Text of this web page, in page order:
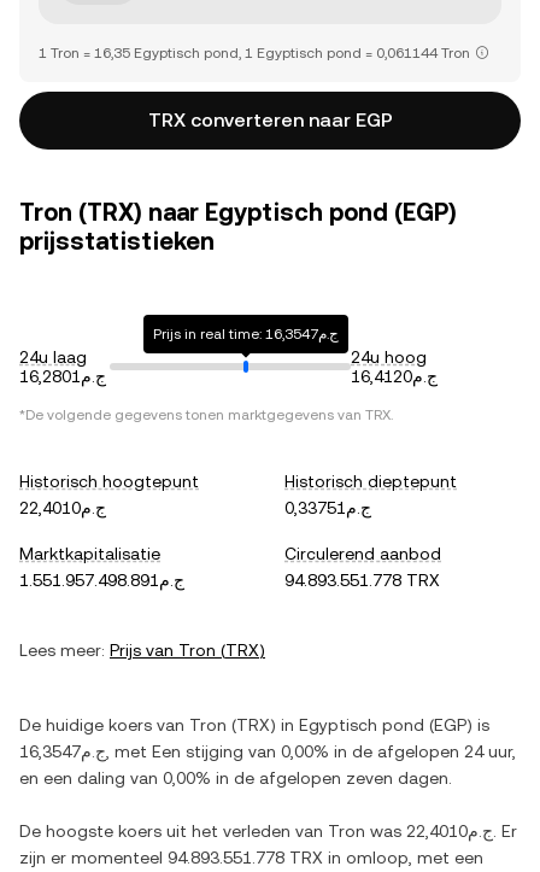
1 Tron = 16,35 Egyptisch pond, 1 Egyptisch pond = 0,061144 Tron
TRX converteren naar EGP
Tron (TRX) naar Egyptisch pond (EGP)
prijsstatistieken
24u laag
ج.م16,2801
Prijs in real time: ج.م16,3547
24u hoog
ج.م16,4120
*De volgende gegevens tonen marktgegevens van TRX.
Historisch hoogtepunt
ج.م22,4010
Historisch dieptepunt
ج.م0,33751
Marktkapitalisatie
ج.م1.551.957.498.891
Circulerend aanbod
94.893.551.778 TRX
Lees meer: Prijs van Tron (TRX)
De huidige koers van Tron (TRX) in Egyptisch pond (EGP) is
ج.م16,3547 , met Een stijging van 0,00% in de afgelopen 24 uur,
en een daling van 0,00% in de afgelopen zeven dagen.
De hoogste koers uit het verleden van Tron was ج.م22,4010 . Er
zijn er momenteel 94.893.551.778 TRX in omloop, met een